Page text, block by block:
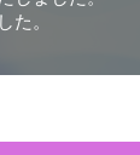
た。